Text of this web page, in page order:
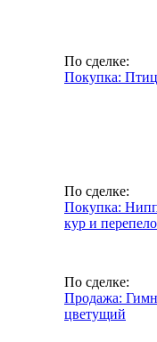
По сделке:
Покупка:
По сделке:
Покупка:
кур и
По сделке:
Продажа:
цветущий